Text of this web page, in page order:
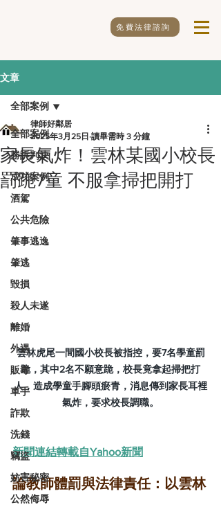
免費法律諮詢
文章
全部案例
勝訴判決
成功案例
酒駕
公共危險
肇事逃逸
肇逃
毀損
殺人未遂
離婚
外遇
販毒
車手
詐欺
洗錢
竊盜
妨害秘密
公然侮辱
全部案例
家長氣炸！雲林某國小校長
罰跪7童 不服拿掃把開打
律師好鄰居
2025年3月25日 讀畢需時 3 分鐘
雲林虎尾一間國小校長被指控，要7名學童罰
跪，其中2名不願意跪，校長竟拿起掃把打
人，造成學童手腳頭瘀青，消息傳到家長耳裡
氣炸，要求校長調職。
新聞連結轉載自Yahoo新聞
論教師體罰與法律責任：以雲林